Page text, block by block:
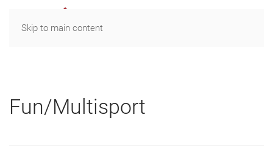
Skip to main content
Fun/Multisport